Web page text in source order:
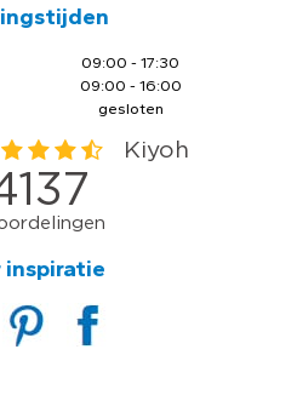
09:00 - 17:30
09:00 - 16:00
gesloten
inspiratie